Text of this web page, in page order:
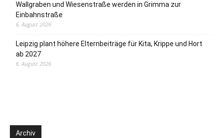
Wallgraben und Wiesenstraße werden in Grimma zur
Einbahnstraße
6. August 2026
Leipzig plant höhere Elternbeiträge für Kita, Krippe und Hort
ab 2027
6. August 2026
Archiv